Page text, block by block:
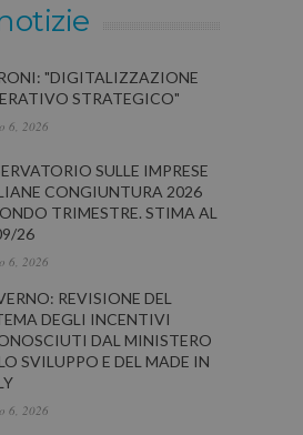
"DIGITALIZZAZIONE
STRATEGICO"
6, 2026
SULLE IMPRESE
CONGIUNTURA 2026
TRIMESTRE. STIMA AL
26
6, 2026
REVISIONE DEL
DEGLI INCENTIVI
DAL MINISTERO
SVILUPPO E DEL MADE IN
6, 2026